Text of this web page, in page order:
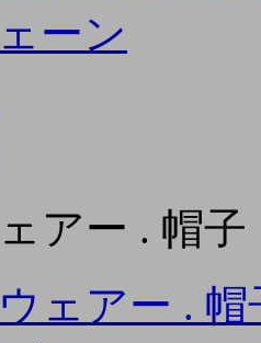
ーン
アー . 帽子
ェアー . 帽